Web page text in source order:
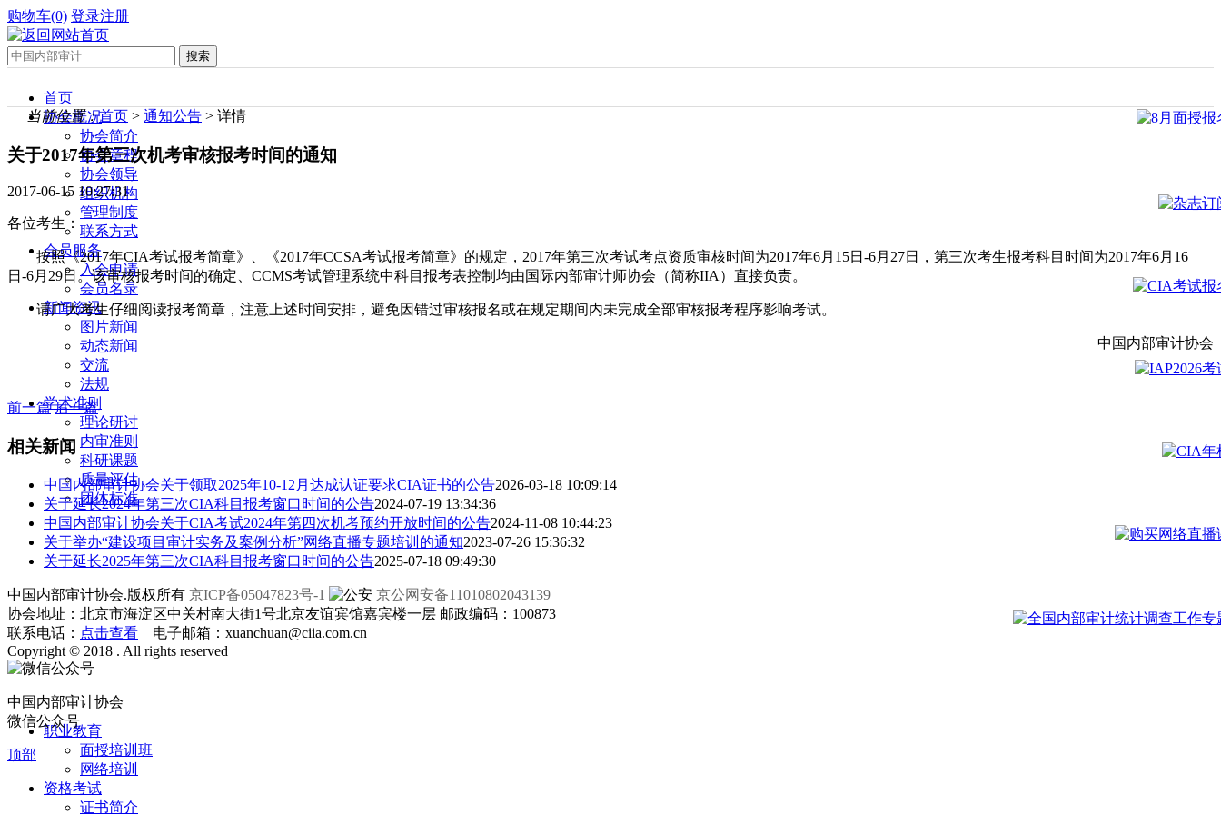
购物车(0) 登录注册
首页
协会概况
协会简介
协会章程
协会领导
组织机构
管理制度
联系方式
会员服务
入会申请
会员名录
新闻资讯
图片新闻
动态新闻
交流
法规
学术准则
理论研讨
内审准则
科研课题
质量评估
团体标准
职业教育
面授培训班
网络培训
资格考试
证书简介
当前位置：首页 > 通知公告 > 详情
关于2017年第三次机考审核报考时间的通知
2017-06-15 10:27:31
各位考生：
按照《2017年CIA考试报考简章》、《2017年CCSA考试报考简章》的规定，2017年第三次考试考点资质审核时间为2017年6月15日-6月27日，第三次考生报考科目时间为2017年6月16
日-6月29日。该审核报考时间的确定、CCMS考试管理系统中科目报考表控制均由国际内部审计师协会（简称IIA）直接负责。
请广大考生仔细阅读报考简章，注意上述时间安排，避免因错过审核报名或在规定期间内未完成全部审核报考程序影响考试。
中国内部审计协会
前一篇 后一篇
相关新闻
中国内部审计协会关于领取2025年10-12月达成认证要求CIA证书的公告2026-03-18 10:09:14
关于延长2024年第三次CIA科目报考窗口时间的公告2024-07-19 13:34:36
中国内部审计协会关于CIA考试2024年第四次机考预约开放时间的公告2024-11-08 10:44:23
关于举办“建设项目审计实务及案例分析”网络直播专题培训的通知2023-07-26 15:36:32
关于延长2025年第三次CIA科目报考窗口时间的公告2025-07-18 09:49:30
中国内部审计协会.版权所有 京ICP备05047823号-1
京公网安备11010802043139
协会地址：北京市海淀区中关村南大街1号北京友谊宾馆嘉宾楼一层 邮政编码：100873
联系电话： 点击查看 电子邮箱：xuanchuan@ciia.com.cn
Copyright © 2018 . All rights reserved
中国内部审计协会
微信公众号
顶部